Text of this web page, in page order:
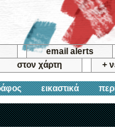
email alerts
στον χάρτη +
εικαστικά